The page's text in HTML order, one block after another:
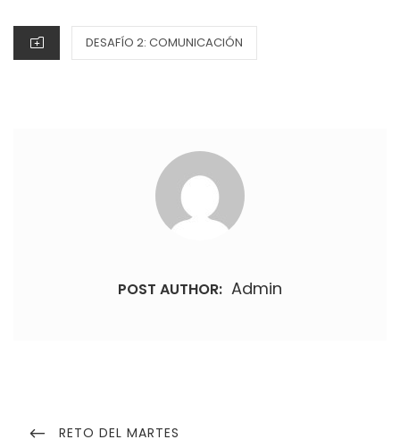
CATEGORIES
DESAFÍO 2: COMUNICACIÓN
POST AUTHOR: Admin
de
PREVIOUS
RETO DEL MARTES